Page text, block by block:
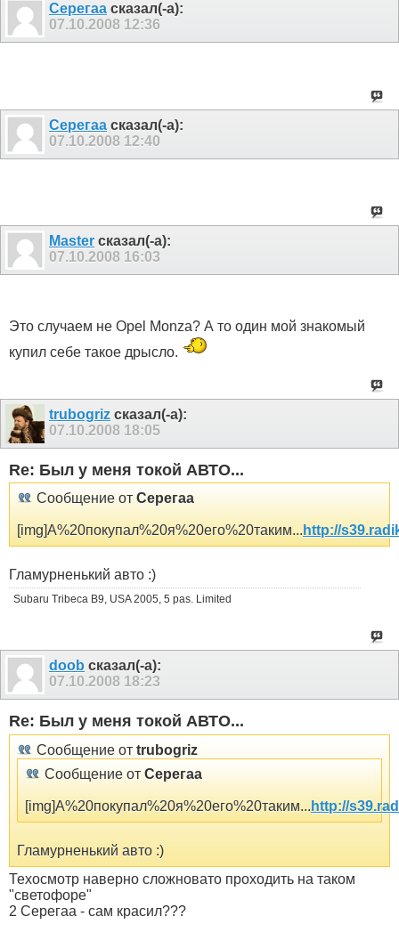
Серегаа сказал(-а):
07.10.2008 12:36
Серегаа сказал(-а):
07.10.2008 12:40
Master сказал(-а):
07.10.2008 16:03
Это случаем не Opel Monza? А то один мой знакомый
купил себе такое дрысло.
trubogriz сказал(-а):
07.10.2008 18:05
Re: Был у меня токой АВТО...
Сообщение от Серегаа
[img]А%20покупал%20я%20его%20таким... http://
Гламурненький авто :)
Subaru Tribeca B9, USA 2005, 5 pas. Limited
doob сказал(-а):
07.10.2008 18:23
Re: Был у меня токой АВТО...
Сообщение от trubogriz
Сообщение от Серегаа
[img]А%20покупал%20я%20его%20таким... http://
Гламурненький авто :)
Техосмотр наверно сложновато проходить на таком
"светофоре"
2 Серегаа - сам красил???